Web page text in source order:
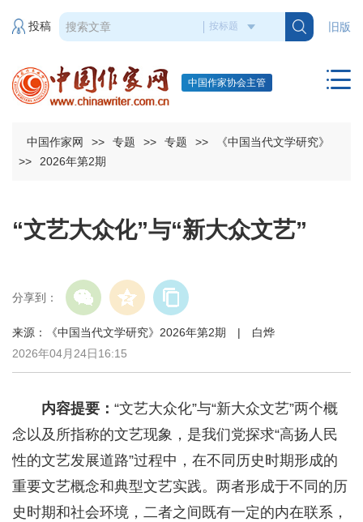
旧版
投稿
中国作家协会主管
中国作家网 >> 专题 >> 专题 >>
《中国当代文学研究》
>>
2026年第2期
“文艺大众化”与“新大众文艺”
分享到：
来源：《中国当代文学研究》2026年第2期 | 白烨
2026年04月24日16:15
内容提要： “文艺大众化”与“新大众文艺”两个概
念以及所指称的文艺现象，是我们党探求“高扬人民
性的文艺发展道路”过程中，在不同历史时期形成的
重要文艺概念和典型文艺实践。两者形成于不同的历
史时期和社会环境，二者之间既有一定的内在联系，